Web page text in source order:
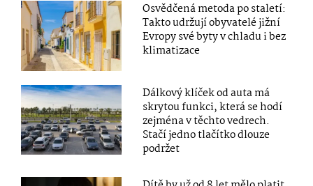
Osvědčená metoda po staletí:
Takto udržují obyvatelé jižní
Evropy své byty v chladu i bez
klimatizace
Dálkový klíček od auta má
skrytou funkci, která se hodí
zejména v těchto vedrech.
Stačí jedno tlačítko dlouze
podržet